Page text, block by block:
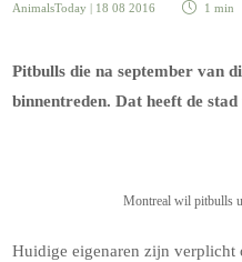
AnimalsToday | 18 08 2016 1 min
Pitbulls die na september van
binnentreden. Dat heeft de
Montreal wil pitbulls
Huidige eigenaren zijn verplicht